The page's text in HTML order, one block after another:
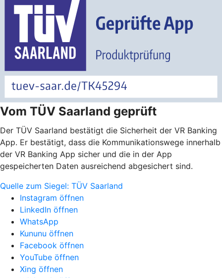
Vom TÜV Saarland geprüft
Der TÜV Saarland bestätigt die Sicherheit der VR Banking
App. Er bestätigt, dass die Kommunikationswege innerhalb
der VR Banking App sicher und die in der App
gespeicherten Daten ausreichend abgesichert sind.
Quelle zum Siegel: TÜV Saarland
Instagram öffnen
LinkedIn öffnen
WhatsApp
Kununu öffnen
Facebook öffnen
YouTube öffnen
Xing öffnen